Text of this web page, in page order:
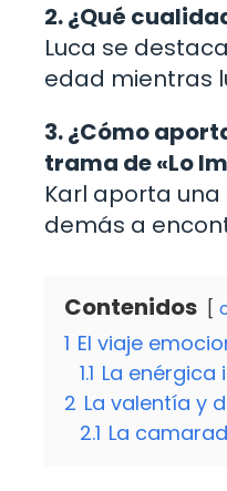
2. ¿Qué
Luca se
edad mientras
3. ¿Cómo
trama de «Lo
Karl aporta
demás a
Contenidos
1 El viaje
1.1 La enérgica
2 La valentía y
2.1 La